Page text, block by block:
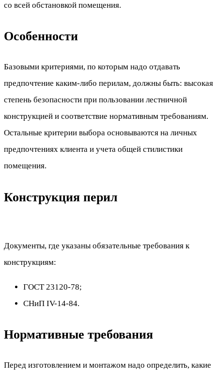
со всей обстановкой помещения.
Особенности
Базовыми критериями, по которым надо отдавать
предпочтение каким-либо перилам, должны быть: высокая
степень безопасности при пользовании лестничной
конструкцией и соответствие нормативным требованиям.
Остальные критерии выбора основываются на личных
предпочтениях клиента и учета общей стилистики
помещения.
Конструкция перил
Документы, где указаны обязательные требования к
конструкциям:
ГОСТ 23120-78;
СНиП IV-14-84.
Нормативные требования
Перед изготовлением и монтажом надо определить, какие